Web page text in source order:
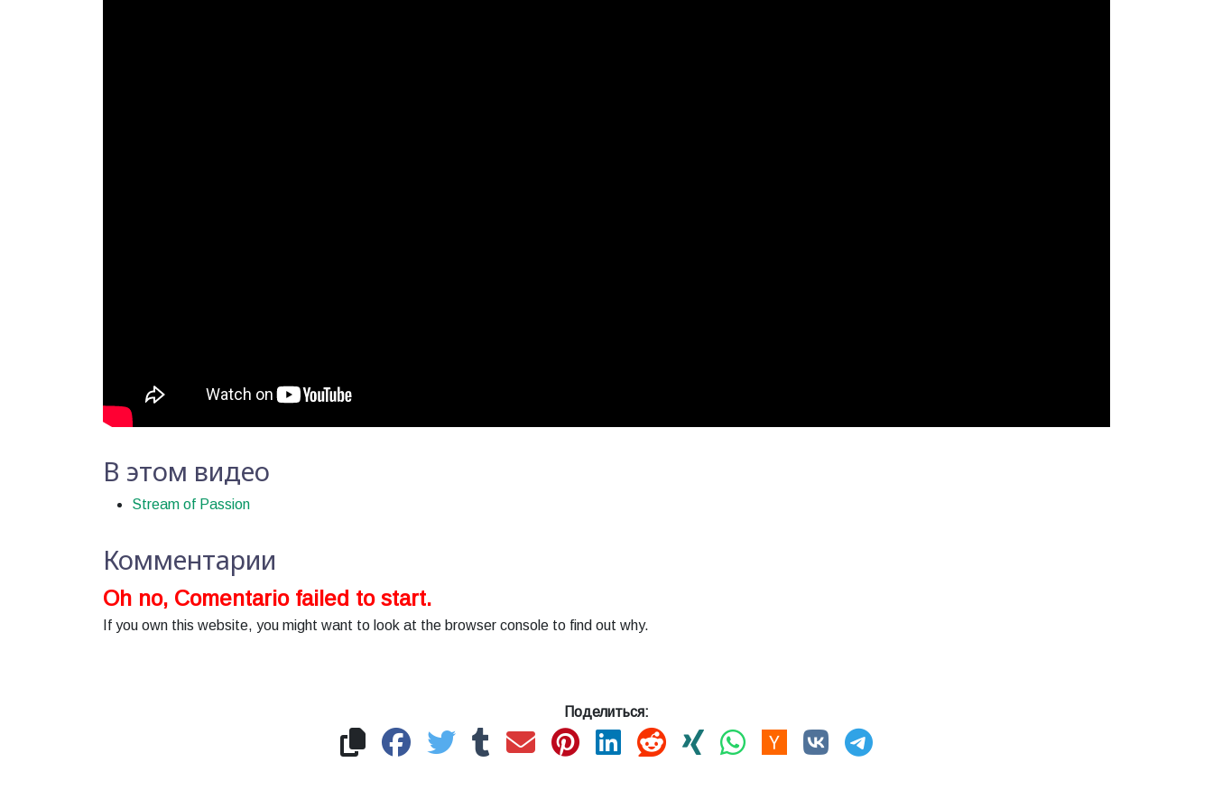
В этом видео
Stream of Passion
Комментарии
Oh no, Comentario failed to start.
If you own this website, you might want to look at the browser console to find out why.
Поделиться: